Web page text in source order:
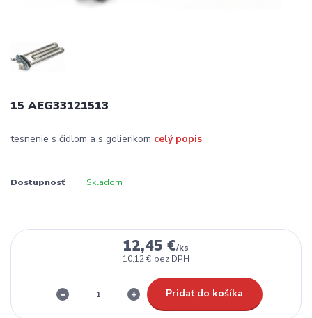
15 AEG33121513
tesnenie s čidlom a s golierikom celý popis
Dostupnosť Skladom
12,45 €/ks
10,12 € bez DPH
Pridať do košíka